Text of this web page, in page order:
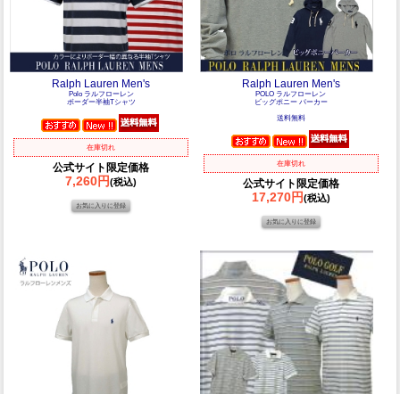
Ralph Lauren Men's
Polo ラルフローレン
ボーダー半袖Tシャツ
在庫切れ
公式サイト限定価格
7,260円(税込)
Ralph Lauren Men's
POLO ラルフローレン
ビッグポニー パーカー
送料無料
在庫切れ
公式サイト限定価格
17,270円(税込)